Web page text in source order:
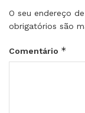
O seu endereço
obrigatórios são
Comentário *